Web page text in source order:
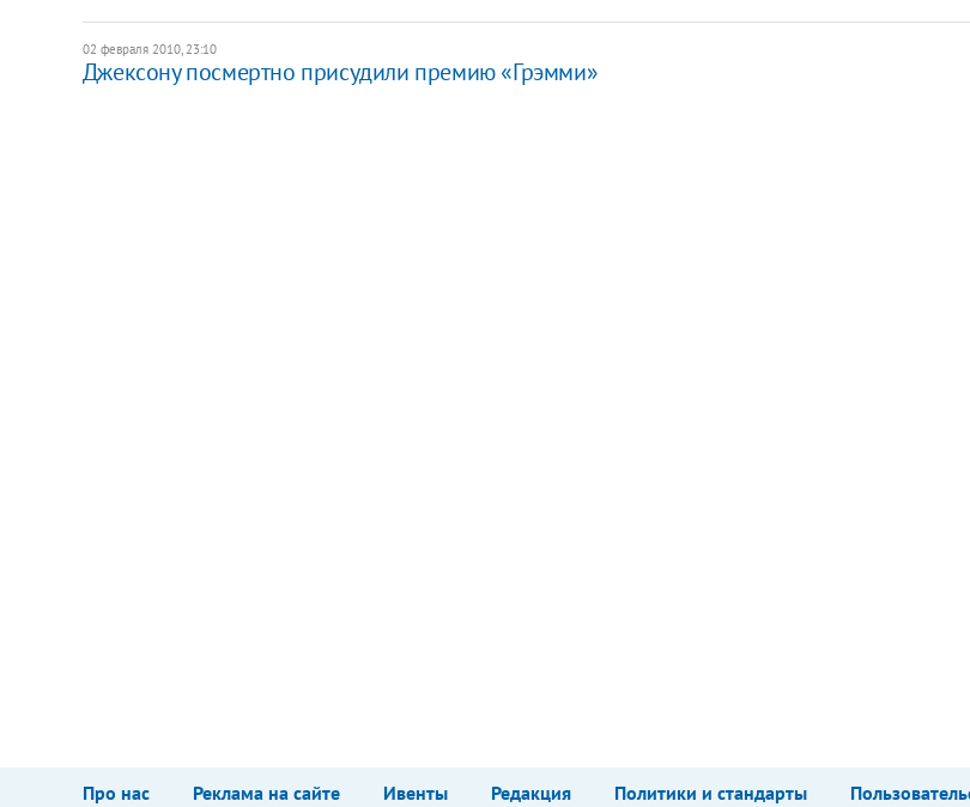
02 февраля 2010, 23:10
Джексону посмертно присудили премию «Грэмми»
Про нас Реклама на сайте Ивенты Редакция Политики и стандарты